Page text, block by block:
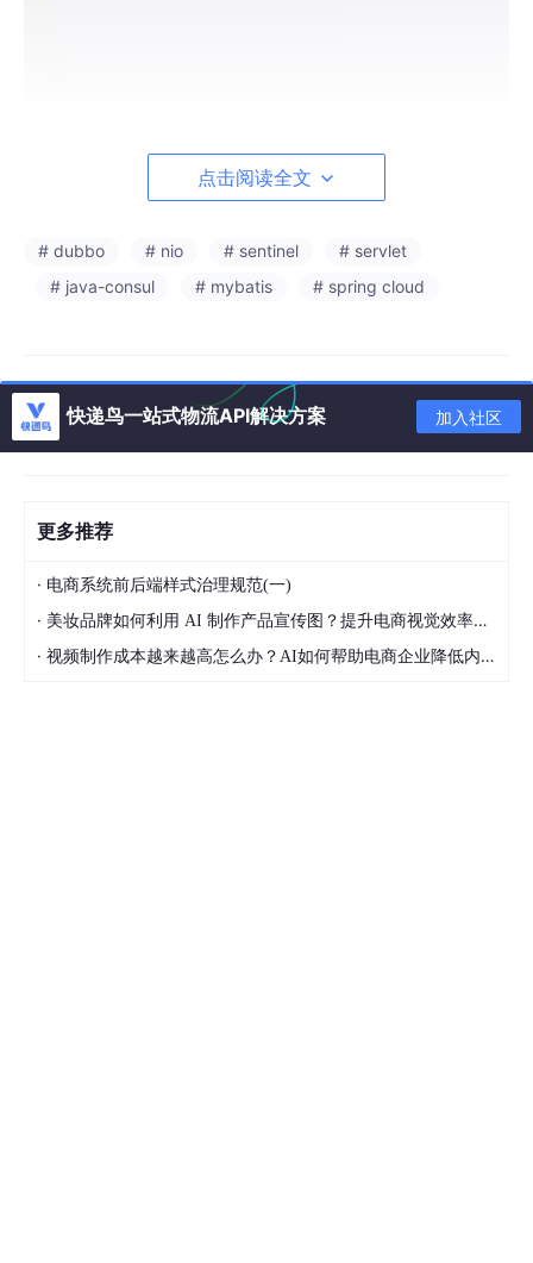
点击阅读全文
# dubbo # nio # sentinel
# servlet
# java-consul
# mybatis # spring cloud
快递鸟一站式物流API解决方案 加入社区
更多推荐
· 电商系统前后端样式治理规范(一)
· 美妆品牌如何利用 AI 制作产品宣传图？提升电商视觉效率的方法
· 视频制作成本越来越高怎么办？AI如何帮助电商企业降低内容生产压力